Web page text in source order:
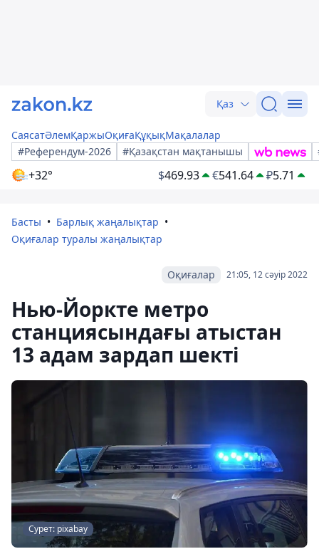
Қаз
СаясатӘлемҚаржыОқиғаҚұқықМақалалар
#Референдум-2026
#Қазақстан мақтанышы
+32° $469.93 €541.64 ₽5.71
Басты
Барлық жаңалықтар
Оқиғалар туралы жаңалықтар
21:05, 12 сәуір 2022
Оқиғалар
Нью-Йоркте метро
станциясындағы атыстан
13 адам зардап шекті
Сурет: pixabay